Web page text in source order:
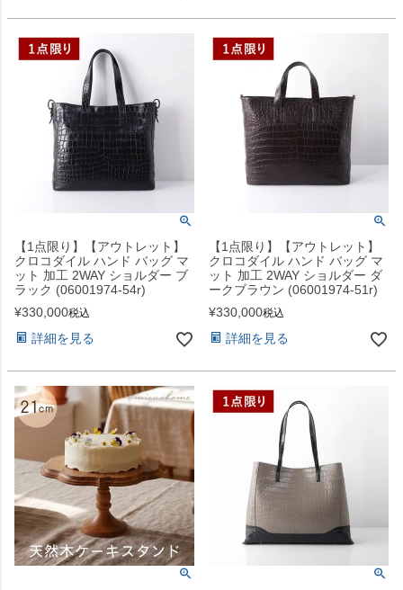
【1点限り】【アウトレット】
クロコダイル ハンド バッグ マ
ット 加工 2WAY ショルダー ブ
ラック (06001974-54r)
¥330,000税込
詳細を見る
【1点限り】【アウトレット】
クロコダイル ハンド バッグ マ
ット 加工 2WAY ショルダー ダ
ークブラウン (06001974-51r)
¥330,000税込
詳細を見る